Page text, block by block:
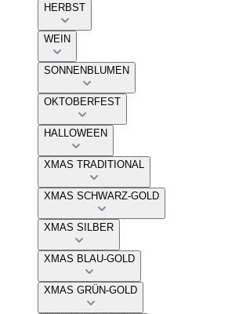
HERBST
WEIN
SONNENBLUMEN
OKTOBERFEST
HALLOWEEN
XMAS TRADITIONAL
XMAS SCHWARZ-GOLD
XMAS SILBER
XMAS BLAU-GOLD
XMAS GRÜN-GOLD